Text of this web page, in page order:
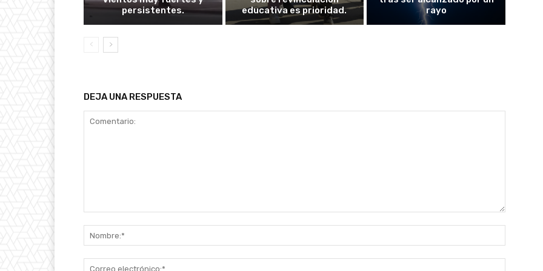
persistentes.
educativa es prioridad.
rayo
DEJA UNA RESPUESTA